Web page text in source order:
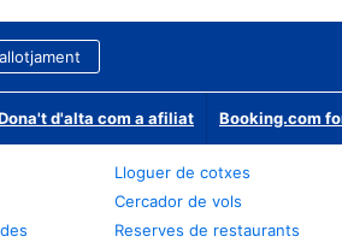
d'alta com a afiliat Booking.com
Lloguer de cotxes
Cercador de vols
Reserves de restaurants